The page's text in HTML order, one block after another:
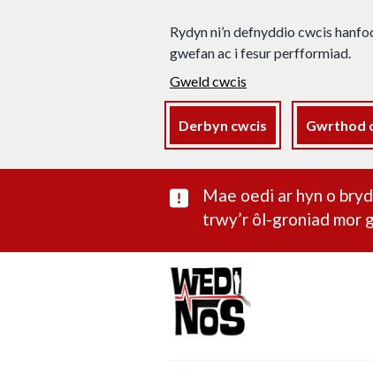
Rydyn ni’n defnyddio cwcis
gwefan ac i fesur perfformiad.
Gweld cwcis
Derbyn cwcis Gwrthod
Rhybudd
Mae oedi ar hyn o
trwy’r ôl-groniad mor